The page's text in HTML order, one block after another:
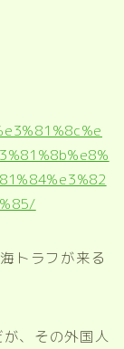
トラフが来る
、その外国人